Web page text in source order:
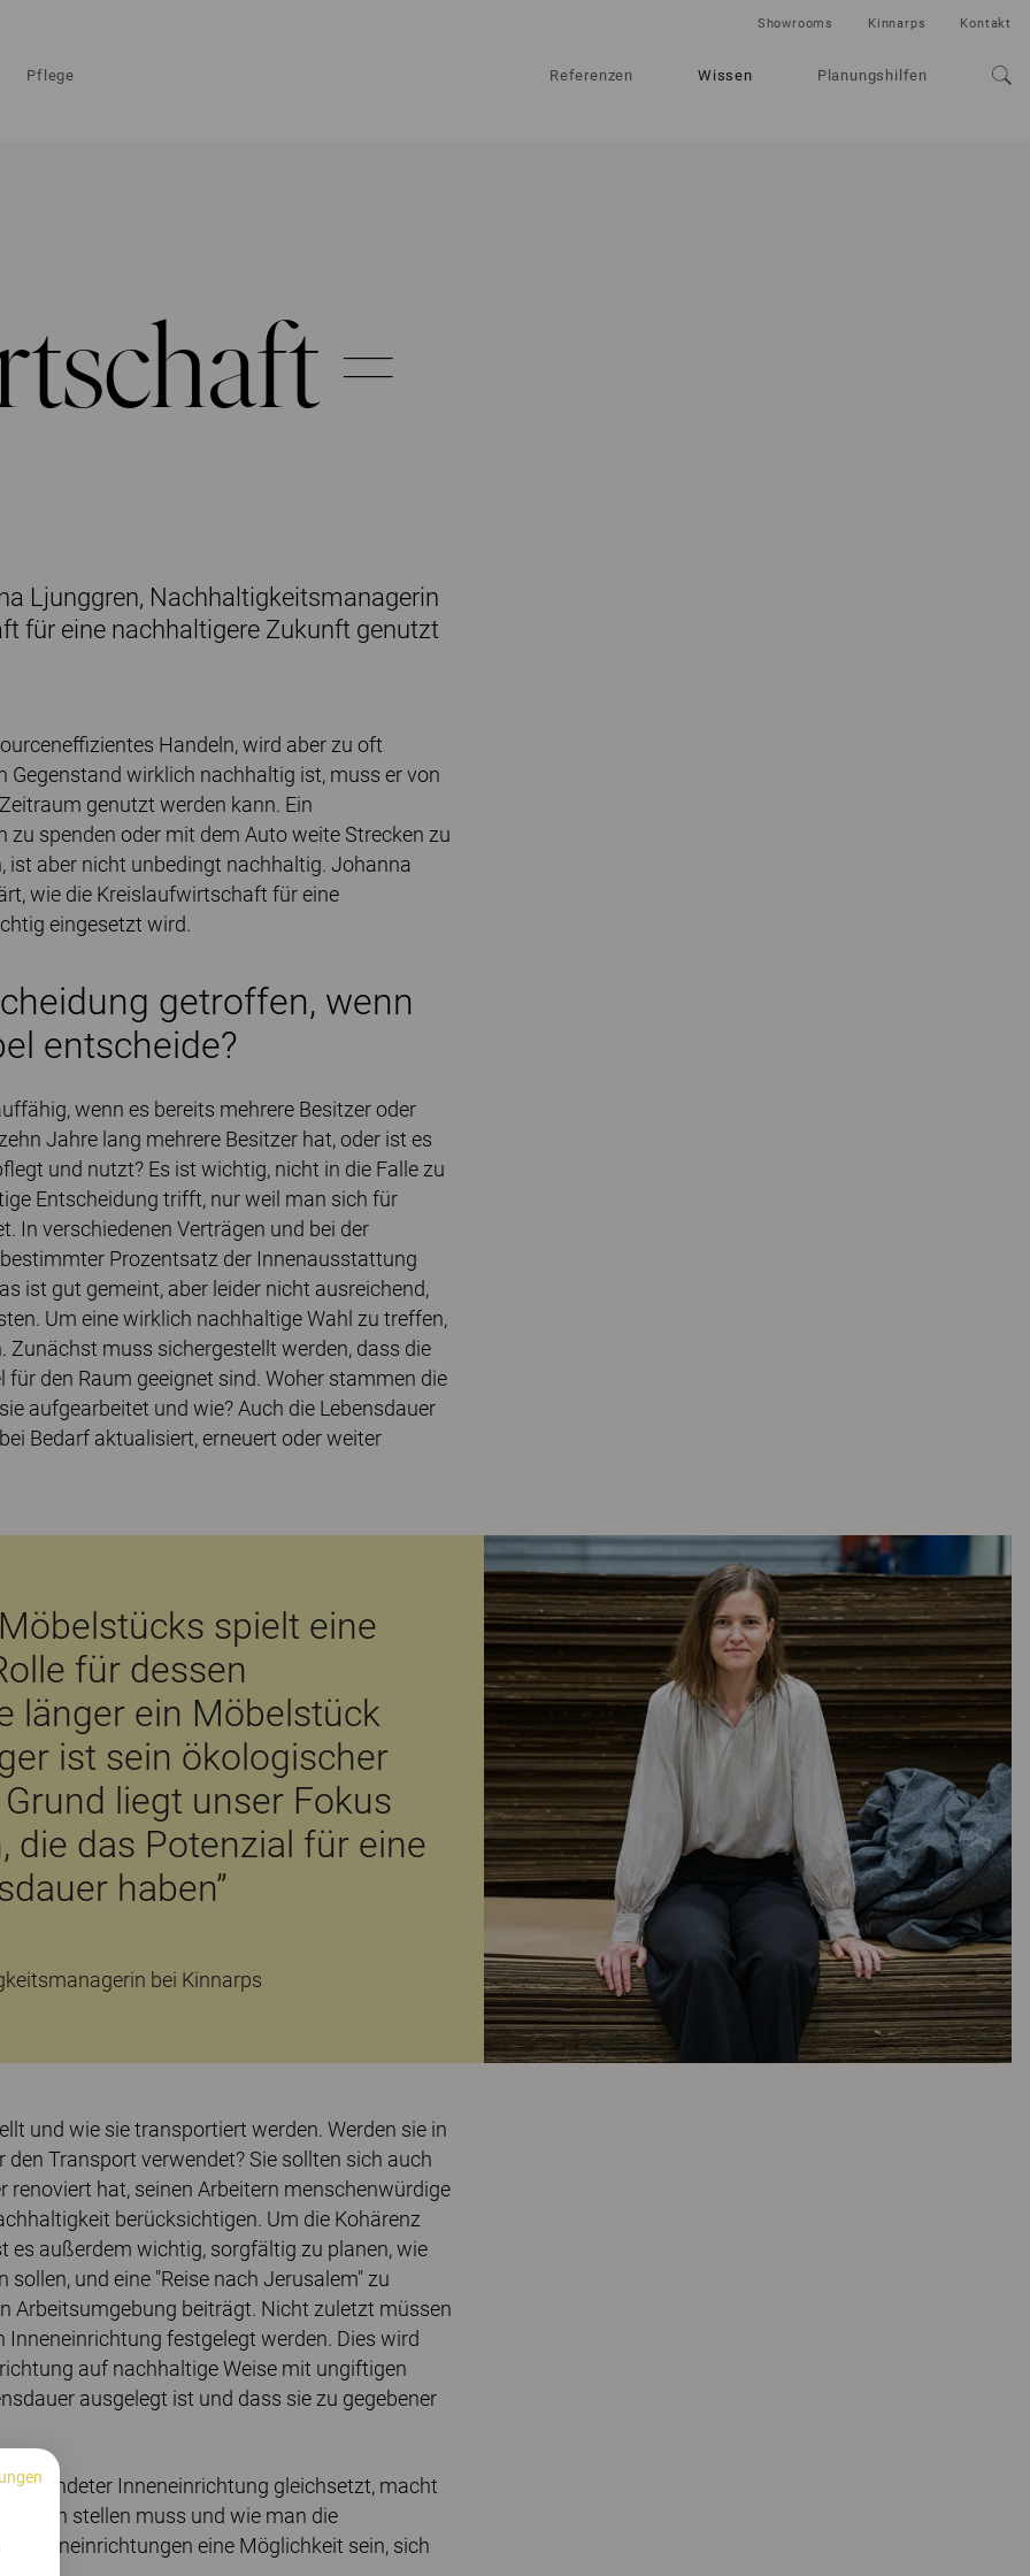
Pflege Referenzen Wissen Planungshilfen
Showrooms Kinnarps Kontakt
=
Ljunggren, Nachhaltigkeitsmanagerin
für eine nachhaltigere Zukunft genutzt
Handeln, wird aber zu oft
wirklich nachhaltig ist, muss er von
genutzt werden kann. Ein
spenden oder mit dem Auto weite Strecken zu
ist aber nicht unbedingt nachhaltig. Johanna
wie die Kreislaufwirtschaft für eine
eingesetzt wird.
getroffen, wenn
entscheide?
wenn es bereits mehrere Besitzer oder
Jahre lang mehrere Besitzer hat, oder ist es
und nutzt? Es ist wichtig, nicht in die Falle zu
Entscheidung trifft, nur weil man sich für
In verschiedenen Verträgen und bei der
Prozentsatz der Innenausstattung
ist gut gemeint, aber leider nicht ausreichend,
Um eine wirklich nachhaltige Wahl zu treffen,
Zunächst muss sichergestellt werden, dass die
den Raum geeignet sind. Woher stammen die
aufgearbeitet und wie? Auch die Lebensdauer
Bedarf aktualisiert, erneuert oder weiter
spielt eine
für dessen
länger ein Möbelstück
ist sein ökologischer
liegt unser Fokus
die das Potenzial für eine
haben”
bei Kinnarps
und wie sie transportiert werden. Werden sie in
Transport verwendet? Sie sollten sich auch
renoviert hat, seinen Arbeitern menschenwürdige
berücksichtigen. Um die Kohärenz
es außerdem wichtig, sorgfältig zu planen, wie
und eine "Reise nach Jerusalem" zu
Arbeitsumgebung beiträgt. Nicht zuletzt müssen
festgelegt werden. Dies wird
auf nachhaltige Weise mit ungiftigen
ausgelegt ist und dass sie zu gegebener
Inneneinrichtung gleichsetzt, macht
man stellen muss und wie man die
Inneneinrichtungen eine Möglichkeit sein, sich